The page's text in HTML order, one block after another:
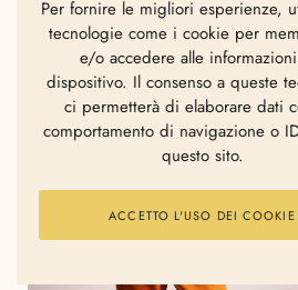
Per fornire le migliori esperienze,
tecnologie come i cookie per
e/o accedere alle
dispositivo. Il consenso a queste
ci permetterà di elaborare dati
comportamento di navigazione o
questo sito.
ACCETTO L'USO DEI COOKIE